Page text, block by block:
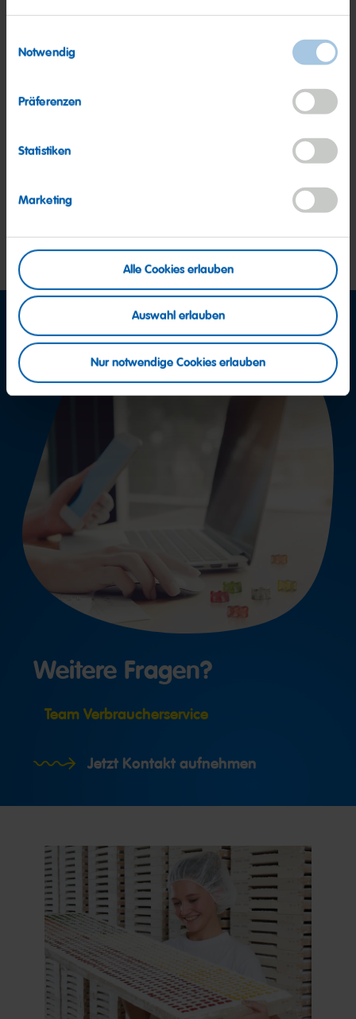
Notwendig
Präferenzen
Statistiken
Marketing
Alle Cookies erlauben
Auswahl erlauben
Nur notwendige Cookies erlauben
Meine Freunde
MAOAM
Weitere Fragen?
Team Verbraucherservice
Jetzt Kontakt aufnehmen